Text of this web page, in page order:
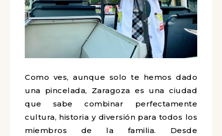
Como ves, aunque solo te hemos dado
una pincelada, Zaragoza es una ciudad
que sabe combinar perfectamente
cultura, historia y diversión para todos los
miembros de la familia. Desde